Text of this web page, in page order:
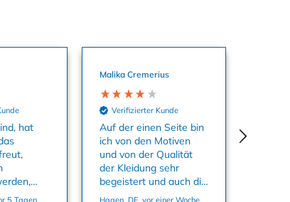
hat
super
5 Tagen
Malika Cremerius
Verifizierter Kunde
Auf der einen Seite bin
ich von den Motiven
und von der Qualität
der Kleidung sehr
begeistert und auch die
Farben sind echt toll.
Hagen, DE, vor einer Woche